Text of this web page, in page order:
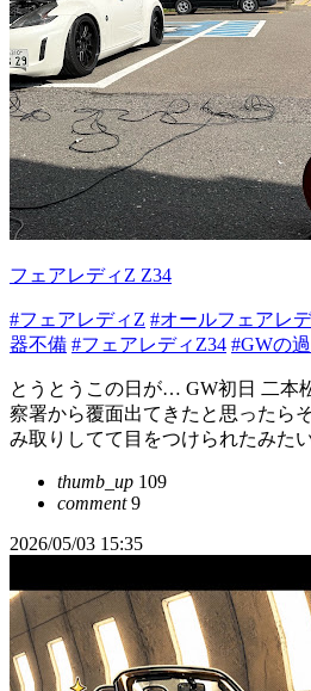
フェアレディZ Z34
#フェアレディZ #オールフェアレ
器不備 #フェアレディZ34 #GWの
とうとうこの日が… GW初日 二本
察署から覆面出てきたと思ったら
み取りしてて目をつけられたみた
thumb_up 109
comment9
2026/05/03 15:35